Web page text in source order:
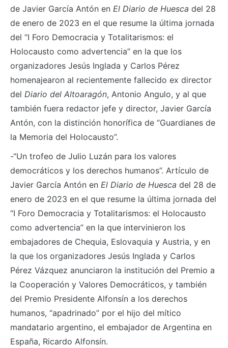
de Javier García Antón en El Diario de Huesca del 28
de enero de 2023 en el que resume la última jornada
del “I Foro Democracia y Totalitarismos: el
Holocausto como advertencia” en la que los
organizadores Jesús Inglada y Carlos Pérez
homenajearon al recientemente fallecido ex director
del Diario del Altoaragón, Antonio Angulo, y al que
también fuera redactor jefe y director, Javier García
Antón, con la distinción honorífica de “Guardianes de
la Memoria del Holocausto”.
-“Un trofeo de Julio Luzán para los valores
democráticos y los derechos humanos”. Artículo de
Javier García Antón en El Diario de Huesca del 28 de
enero de 2023 en el que resume la última jornada del
“I Foro Democracia y Totalitarismos: el Holocausto
como advertencia” en la que intervinieron los
embajadores de Chequia, Eslovaquia y Austria, y en
la que los organizadores Jesús Inglada y Carlos
Pérez Vázquez anunciaron la institución del Premio a
la Cooperación y Valores Democráticos, y también
del Premio Presidente Alfonsín a los derechos
humanos, “apadrinado” por el hijo del mítico
mandatario argentino, el embajador de Argentina en
España, Ricardo Alfonsín.